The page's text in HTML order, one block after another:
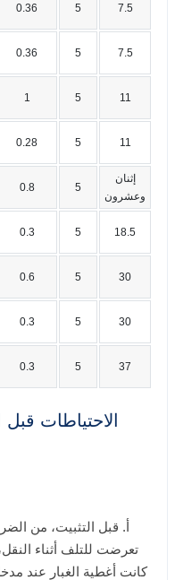
0.36 5 7.5
0.36 5 7.5
1 5 11
0.28 5 11
0.8 5
إثنان
وعشرون
0.3 5 18.5
0.6 5 30
0.3 5 30
0.3 5 37
الاحتياطات
أ. قبل التثبيت، من
تعرضت للتلف أثناء
كانت أغطية الغبار عند